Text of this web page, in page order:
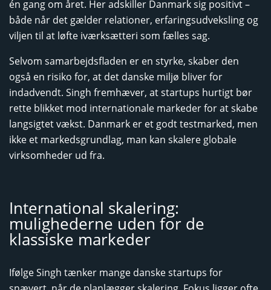
én gang om året. Her adskiller Danmark sig positivt –
både når det gælder relationer, erfaringsudveksling og
viljen til at løfte iværksætteri som fælles sag.
Selvom samarbejdsfladen er en styrke, skaber den
også en risiko for, at det danske miljø bliver for
indadvendt. Singh fremhæver, at startups hurtigt bør
rette blikket mod internationale markeder for at skabe
langsigtet vækst. Danmark er et godt testmarked, men
ikke et markedsgrundlag, man kan skalere globale
virksomheder ud fra.
International skalering:
mulighederne uden for de
klassiske markeder
Ifølge Singh tænker mange danske startups for